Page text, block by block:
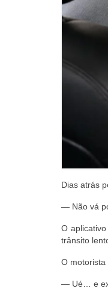
Dias atrás
— Não vá
O
trânsito
O motorista
— Ué… e